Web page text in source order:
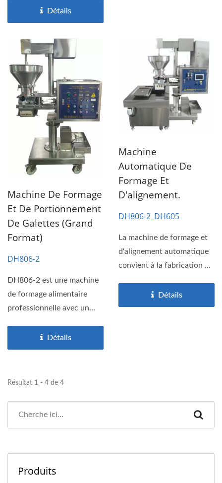
Détails
Machine De Formage
Et De Portionnement
De Galettes (grand
Format)
DH806-2
DH806-2 est une machine
de formage alimentaire
professionnelle avec un
Détails
Machine
Automatique De
Formage Et
D'alignement.
DH806-2_DH605
La machine de formage et
d'alignement automatique
convient à la fabrication de
Détails
Résultat 1 - 4 de 4
Produits